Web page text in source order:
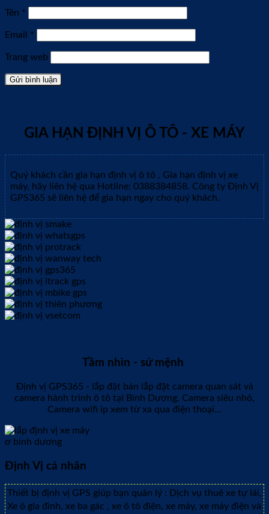
Tên *
Email *
Trang web
GIA HẠN ĐỊNH VỊ Ô TÔ - XE MÁY
Quý khách cần gia hạn định vị ô tô , Gia hạn định vị xe
máy, hãy liên hệ qua Hotline: 0388384858. Công ty Định Vị
GPS365 sẽ liên hệ để gia hạn ngay cho quý khách.
Tầm nhìn - sứ mệnh
Định vị GPS365 - lắp đặt bán lắp đặt camera quan sát và
camera hành trình ô tô tại Bình Dương. Camera siêu nhỏ,
Camera wifi ip xem từ xa qua điện thoại...
Định Vị cá nhân
Thiết bị định vị GPS giúp bạn quản lý : Dịch vụ thuê xe tự lái,
Xe ô gia đình, xe ba gác , xe ô tô điện, xe máy, xe máy điện và